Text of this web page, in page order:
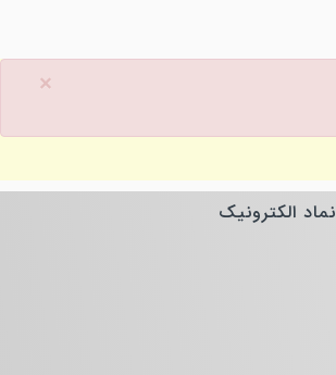
×
نماد الکترونیک